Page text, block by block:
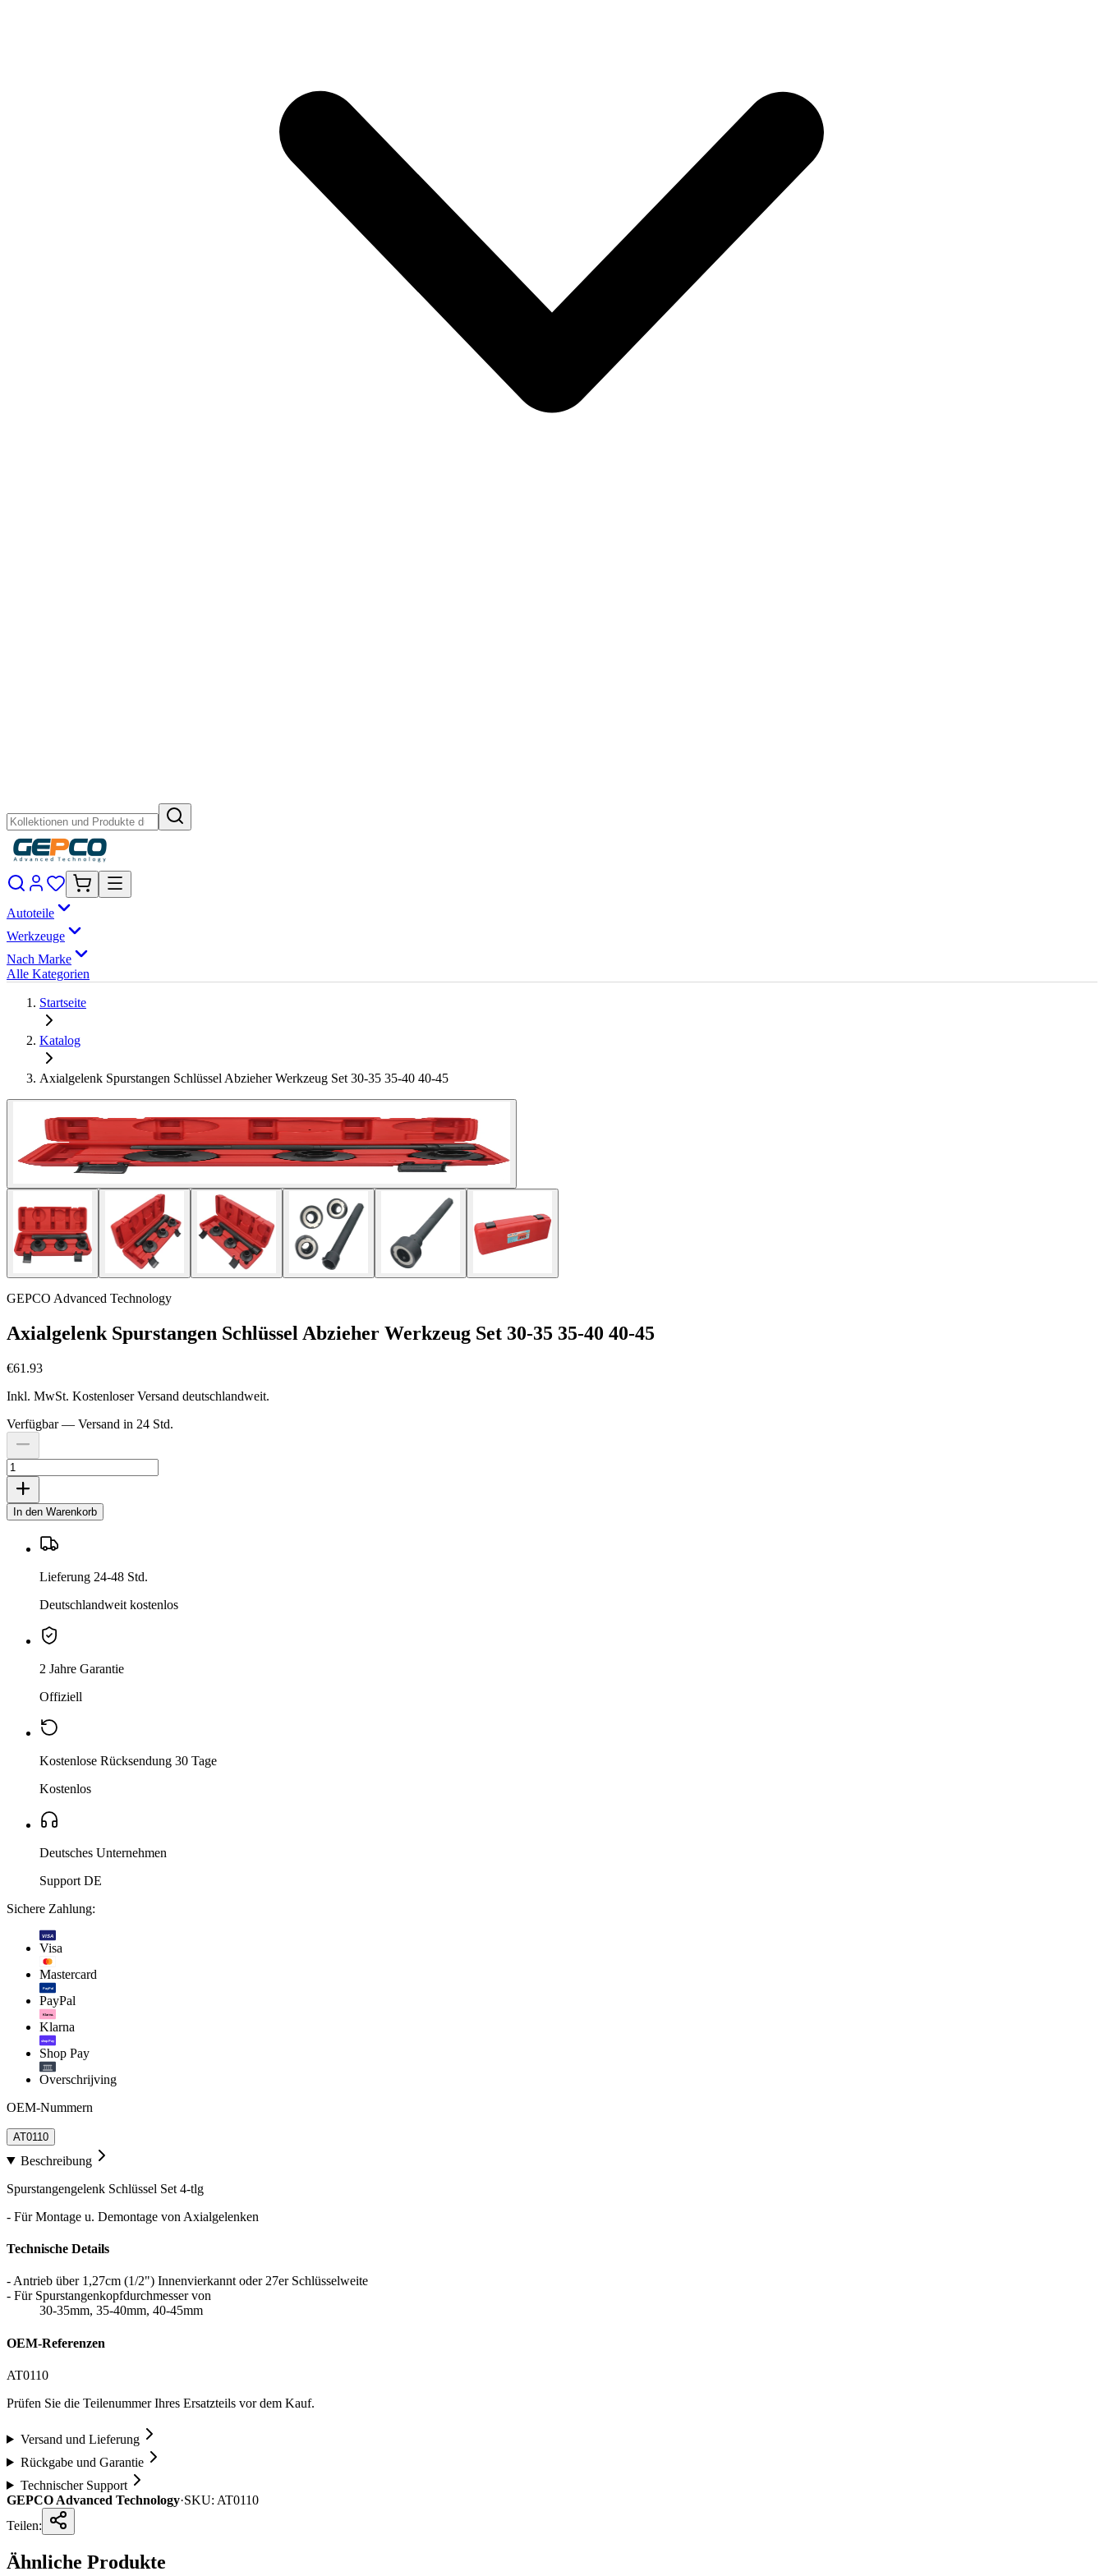
Autoteile
Werkzeuge
Nach Marke
Alle Kategorien
Startseite
Katalog
Axialgelenk Spurstangen Schlüssel Abzieher Werkzeug Set 30-35 35-40 40-45
GEPCO Advanced Technology
Axialgelenk Spurstangen Schlüssel Abzieher Werkzeug Set 30-35 35-40 40-45
€61.93
Inkl. MwSt. Kostenloser Versand deutschlandweit.
Verfügbar — Versand in 24 Std.
In den Warenkorb
Lieferung 24-48 Std.
Deutschlandweit kostenlos
2 Jahre Garantie
Offiziell
Kostenlose Rücksendung 30 Tage
Kostenlos
Deutsches Unternehmen
Support DE
Sichere Zahlung:
VISA
Visa
Mastercard
PayPal
PayPal
Klarna.
Klarna
shop Pay
Shop Pay
Overschrijving
OEM-Nummern
AT0110
Beschreibung
Spurstangengelenk Schlüssel Set 4-tlg
- Für Montage u. Demontage von Axialgelenken
Technische Details
- Antrieb über 1,27cm (1/2") Innenvierkannt oder 27er Schlüsselweite
- Für Spurstangenkopfdurchmesser von
30-35mm, 35-40mm, 40-45mm
OEM-Referenzen
AT0110
Prüfen Sie die Teilenummer Ihres Ersatzteils vor dem Kauf.
Versand und Lieferung
Rückgabe und Garantie
Technischer Support
GEPCO Advanced Technology·SKU: AT0110
Teilen:
Ähnliche Produkte